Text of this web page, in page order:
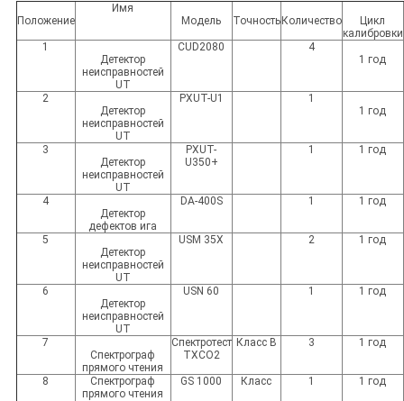
Положение
Имя
Модель
ТочностьКоличество
Цикл
калибровки
1
Детектор
неисправностей
UT
CUD2080
4
1 год
2
Детектор
неисправностей
UT
PXUT-U1
1
1 год
3
Детектор
неисправностей
UT
PXUT-
U350+
1 1 год
4
Детектор
дефектов ига
DA-400S 1 1 год
5
Детектор
неисправностей
UT
USM 35X 2 1 год
6
Детектор
неисправностей
UT
USN 60 1 1 год
7
Спектрограф
прямого чтения
Спектротест
TXCO2
Класс B 3 1 год
8
Спектрограф
прямого чтения
GS 1000 Класс 1 1 год